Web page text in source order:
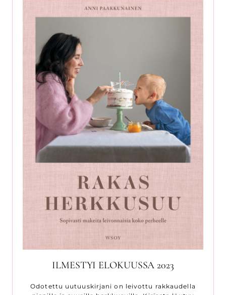
ILMESTYI ELOKUUSSA 2023
Odotettu uutuuskirjani on leivottu rakkaudella